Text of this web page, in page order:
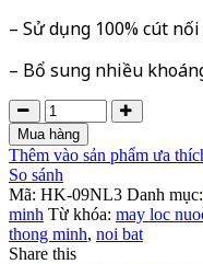
– Sử dụng 100% cút
– Bổ sung nhiều
Mua hàng
Thêm vào sản phẩm ưa
So sánh
Mã: HK-09NL3 Danh mục:
minh Từ khóa: may loc
thong minh, noi bat
Share this